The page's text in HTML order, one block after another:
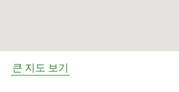
큰 지도 보기